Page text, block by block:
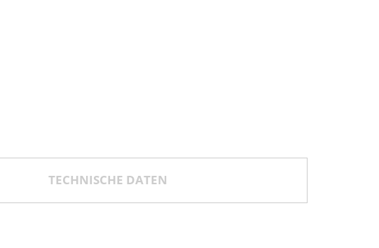
TECHNISCHE DATEN